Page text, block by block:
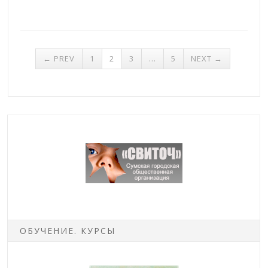
← PREV 1 2 3 … 5 NEXT →
ОБУЧЕНИЕ. КУРСЫ